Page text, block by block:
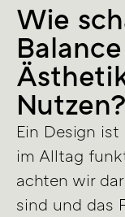
Wie
Nutzen?
Ein Design
im Alltag
achten wir
sind und das